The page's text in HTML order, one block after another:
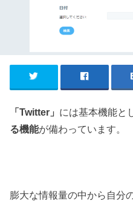
「Twitter」 には基本機能と
る機能が備わっています。
膨大な情報量の中から自分